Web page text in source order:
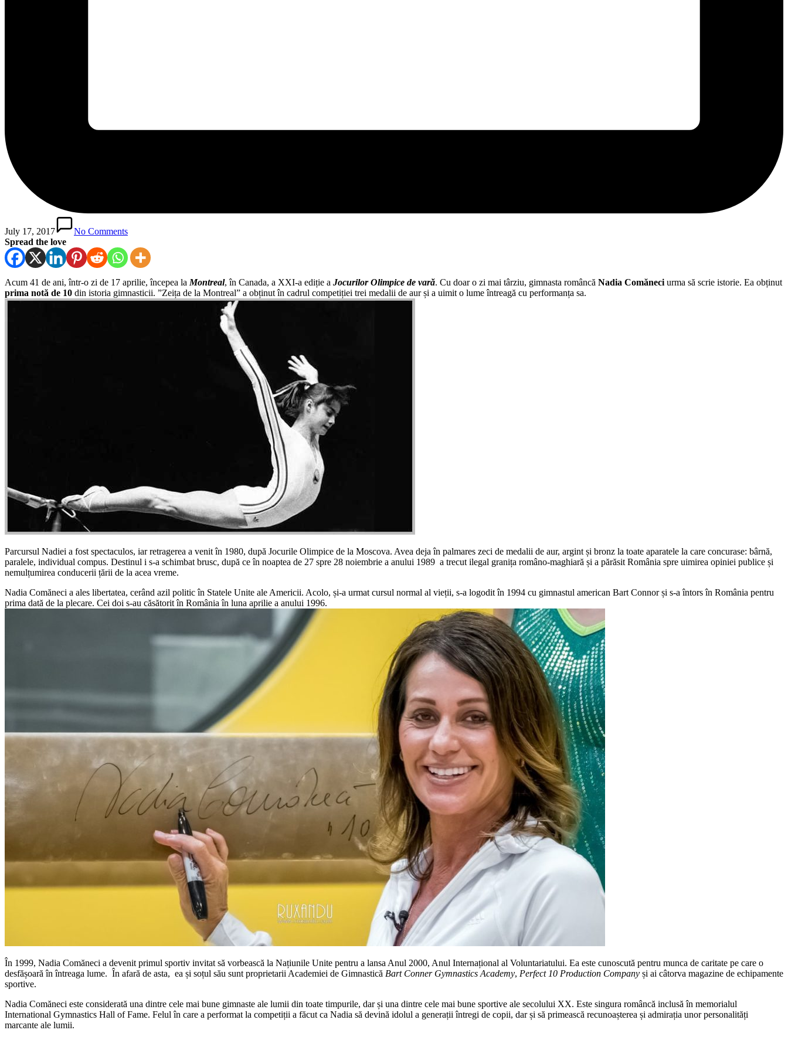
July 17, 2017
No Comments
Spread the love
Acum 41 de ani, într-o zi de 17 aprilie, începea la Montreal, în Canada, a XXI-a ediție a Jocurilor Olimpice de vară. Cu doar o zi mai târziu, gimnasta româncă Nadia Comăneci urma să scrie istorie. Ea obținut
prima notă de 10 din istoria gimnasticii. ”Zeița de la Montreal” a obținut în cadrul competiției trei medalii de aur și a uimit o lume întreagă cu performanța sa.
Parcursul Nadiei a fost spectaculos, iar retragerea a venit în 1980, după Jocurile Olimpice de la Moscova. Avea deja în palmares zeci de medalii de aur, argint și bronz la toate aparatele la care concurase: bârnă,
paralele, individual compus. Destinul i s-a schimbat brusc, după ce în noaptea de 27 spre 28 noiembrie a anului 1989 a trecut ilegal granița româno-maghiară și a părăsit România spre uimirea opiniei publice și
nemulțumirea conducerii țării de la acea vreme.
Nadia Comăneci a ales libertatea, cerând azil politic în Statele Unite ale Americii. Acolo, și-a urmat cursul normal al vieții, s-a logodit în 1994 cu gimnastul american Bart Connor și s-a întors în România pentru
prima dată de la plecare. Cei doi s-au căsătorit în România în luna aprilie a anului 1996.
În 1999, Nadia Comăneci a devenit primul sportiv invitat să vorbească la Națiunile Unite pentru a lansa Anul 2000, Anul Internațional al Voluntariatului. Ea este cunoscută pentru munca de caritate pe care o
desfășoară în întreaga lume. În afară de asta, ea și soțul său sunt proprietarii Academiei de Gimnastică Bart Conner Gymnastics Academy, Perfect 10 Production Company și ai câtorva magazine de echipamente
sportive.
Nadia Comăneci este considerată una dintre cele mai bune gimnaste ale lumii din toate timpurile, dar și una dintre cele mai bune sportive ale secolului XX. Este singura româncă inclusă în memorialul
International Gymnastics Hall of Fame. Felul în care a performat la competiții a făcut ca Nadia să devină idolul a generații întregi de copii, dar și să primească recunoașterea și admirația unor personalități
marcante ale lumii.